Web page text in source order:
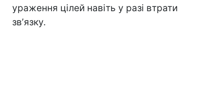
ураження цілей навіть у разі втрати
звʼязку.